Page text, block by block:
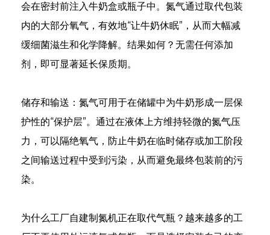
会在密封前注入牛奶盒或瓶子中。氮气通过取代包装
内的大部分氧气，有效地“让牛奶休眠”，从而大幅减
缓细菌滋生和化学降解。结果如何？无需任何添加
剂，即可显著延长保质期。
储存和输送：氮气可用于在储罐中为牛奶形成一层保
护性的“保护层”。通过在液体上方维持轻微的氮气压
力，可以隔绝氧气，防止牛奶在临时储存或加工阶段
之间输送过程中受到污染，从而避免最终包装前的污
染。
为什么工厂自建制氮机正在取代气瓶？越来越多的工